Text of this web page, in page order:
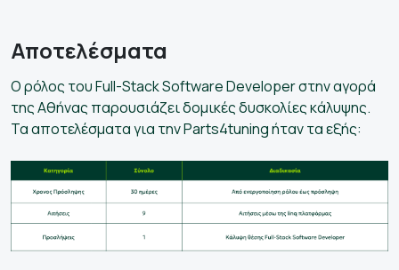
Αποτελέσματα
Ο ρόλος του Full-Stack Software Developer στην αγορά
της Αθήνας παρουσιάζει δομικές δυσκολίες κάλυψης.
Τα αποτελέσματα για την Parts4tuning ήταν τα εξής: